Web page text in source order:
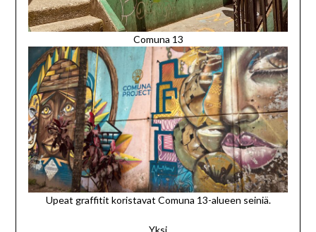
Comuna 13
Upeat graffitit koristavat Comuna 13-alueen seiniä.